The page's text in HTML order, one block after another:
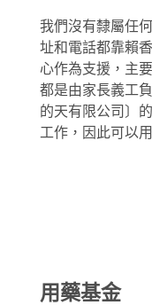
連結
捐款用途
捐助者鳴謝
其他鳴謝
為病友打氣
圖片集
影視廊
媒體報導
繁
繁
我們沒有隸屬任
址和電話都靠賴
心作為支援，主
都是由家長義工
的天有限公司〕
工作，因此可以
用藥基金